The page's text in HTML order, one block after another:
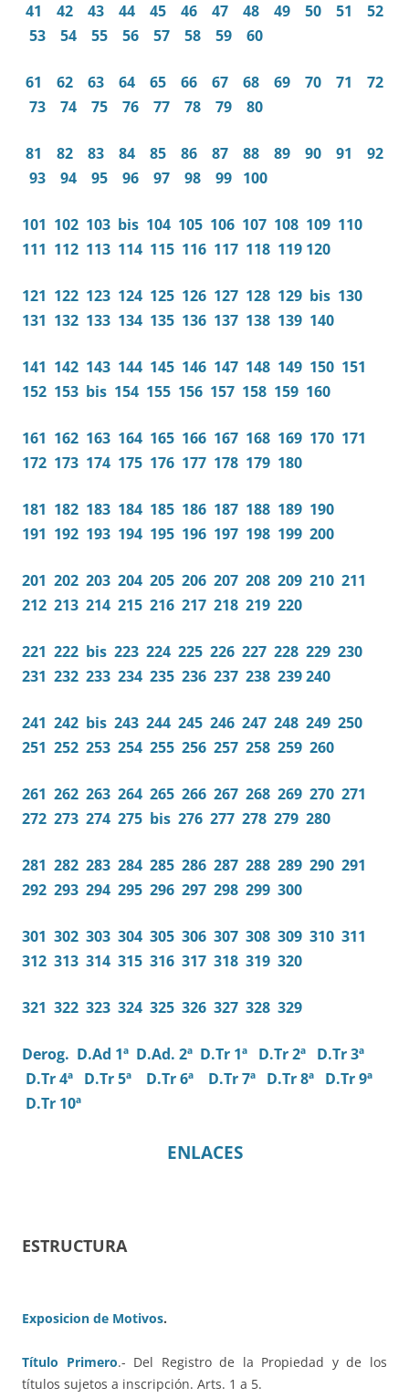
41 42 43 44 45 46 47 48 49 50 51
52
53
54 55 56 57 58 59 60
61 62 63 64 65 66 67 68 69 70 71
72
73
74 75 76 77 78 79 80
81 82 83 84 85 86 87 88 89 90 91
92
93
94 95 96 97 98 99 100
101 102 103 bis 104 105 106 107 108 109 110
111 112 113 114 115 116 117 118 119 120
121 122 123 124 125 126 127 128 129 bis 130
131 132 133 134 135 136 137 138 139 140
141 142 143 144 145 146 147 148 149 150 151
152 153 bis 154 155 156 157 158 159 160
161 162 163 164 165 166 167 168 169 170 171
172 173 174 175 176 177 178 179 180
181 182 183 184 185 186 187 188 189 190
191 192 193 194 195 196 197 198 199 200
201 202 203 204 205 206 207 208 209 210 211
212 213 214 215 216 217 218 219 220
221 222 bis 223 224 225 226 227 228 229 230
231 232 233 234 235 236 237 238 239240
241 242 bis 243 244 245 246 247 248 249 250
251 252 253 254 255 256 257 258 259 260
261 262 263 264 265 266 267 268 269 270 271
272 273 274 275 bis 276 277 278 279 280
281 282 283 284 285 286 287 288 289 290 291
292 293 294 295 296 297 298 299 300
301 302 303 304 305 306 307 308 309 310 311
312 313 314 315 316 317 318 319 320
321 322 323 324 325 326 327 328 329
Derog. D.Ad 1ª D.Ad. 2ª D.Tr 1ª D.Tr 2ª D.Tr 3ª
D.Tr 4ª D.Tr 5ª D.Tr 6ª D.Tr 7ª D.Tr 8ª D.Tr 9ª
D.Tr 10ª
ENLACES
ESTRUCTURA
Exposicion de Motivos.
Título Primero.- Del Registro de la Propiedad y de los
títulos sujetos a inscripción. Arts. 1 a 5.